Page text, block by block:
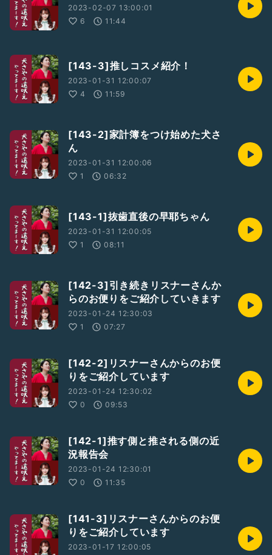
2023-02-07 13:00:01
6
11:44
[143-3]推しコスメ紹介！
2023-01-31 12:00:07
4
11:59
[143-2]家計簿をつけ始めた犬さ
ん
2023-01-31 12:00:06
1
06:32
[143-1]抜歯直後の早耶ちゃん
2023-01-31 12:00:05
1
08:11
[142-3]引き続きリスナーさんか
らのお便りをご紹介していきます
2023-01-24 12:30:03
1
07:27
[142-2]リスナーさんからのお便
りをご紹介しています
2023-01-24 12:30:02
0
09:53
[142-1]推す側と推される側の近
況報告会
2023-01-24 12:30:01
0
11:35
[141-3]リスナーさんからのお便
りをご紹介しています
2023-01-17 12:00:05